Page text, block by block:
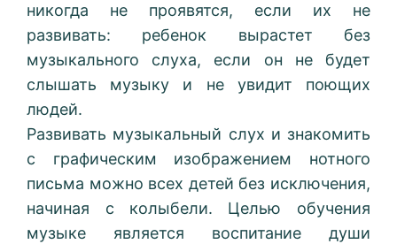
никогда не проявятся, если их не
развивать: ребенок вырастет без
музыкального слуха, если он не будет
слышать музыку и не увидит поющих
людей.
Развивать музыкальный слух и знакомить
с графическим изображением нотного
письма можно всех детей без исключения,
начиная с колыбели. Целью обучения
музыке является воспитание души